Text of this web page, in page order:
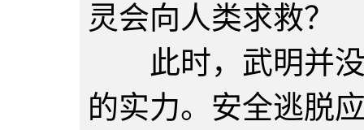
灵会向人类求救？
此时，武明并没
的实力。安全逃脱